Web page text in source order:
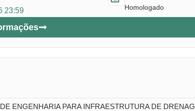
23:59 Homologado
ENGENHARIA PARA INFRAESTRUTURA DE